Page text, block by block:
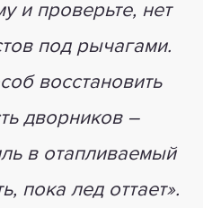
и проверьте, нет
под рычагами.
восстановить
дворников –
в отапливаемый
пока лед оттает».